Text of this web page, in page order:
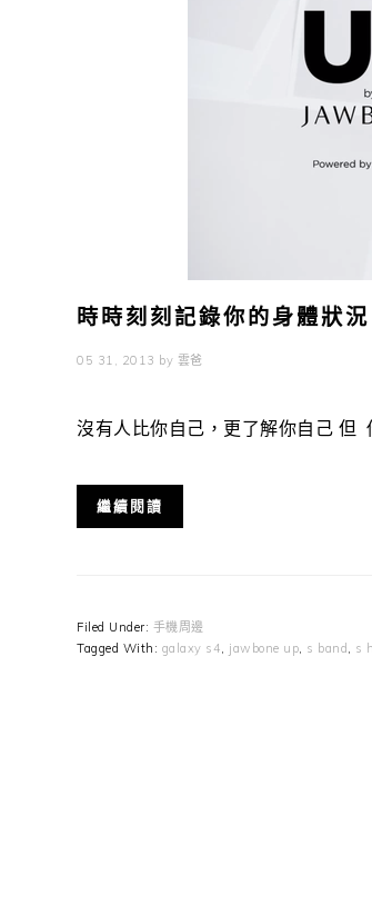
時時刻刻記錄你的身體狀
05 31, 2013 by 雲爸
沒有人比你自己，更了解你自己 但
繼續閱讀
Filed Under: 手機周邊
Tagged With: galaxy s4, jawbone up, s band , s